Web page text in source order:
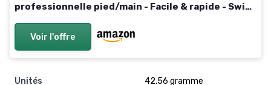
professionnelle pied/main - Facile & rapide - Swiss
Voir l'offre
Unités
‎42.56 gramme